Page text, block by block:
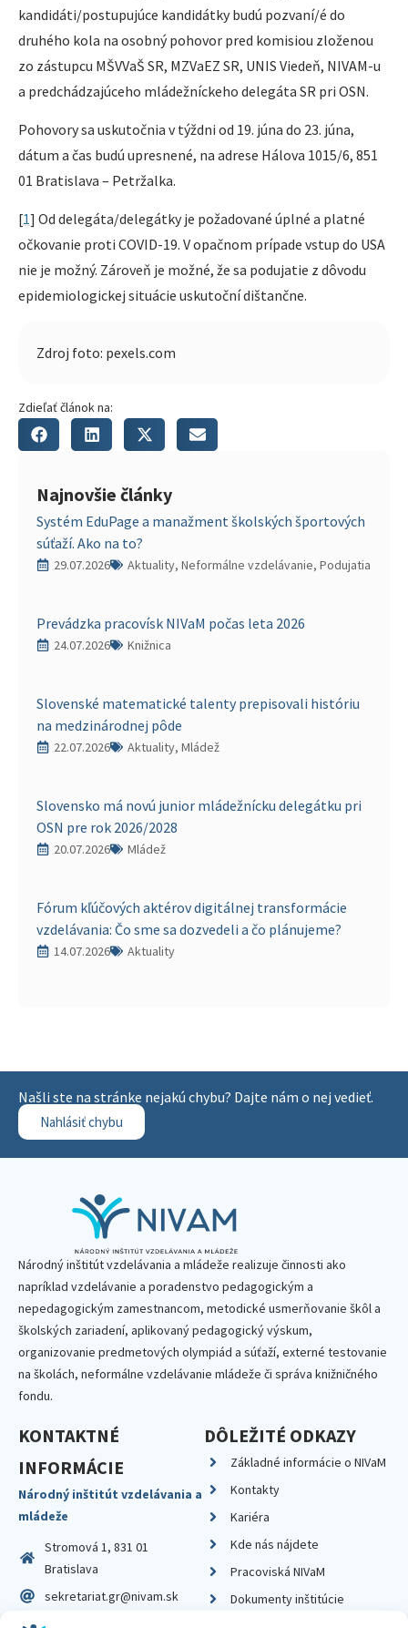
kandidáti/postupujúce kandidátky budú pozvaní/é do
druhého kola na osobný pohovor pred komisiou zloženou
zo zástupcu MŠVVaŠ SR, MZVaEZ SR, UNIS Viedeň, NIVAM-u
a predchádzajúceho mládežníckeho delegáta SR pri OSN.
Pohovory sa uskutočnia v týždni od 19. júna do 23. júna,
dátum a čas budú upresnené, na adrese Hálova 1015/6, 851
01 Bratislava – Petržalka.
[1] Od delegáta/delegátky je požadované úplné a platné
očkovanie proti COVID-19. V opačnom prípade vstup do USA
nie je možný. Zároveň je možné, že sa podujatie z dôvodu
epidemiologickej situácie uskutoční dištančne.
Zdroj foto: pexels.com
Zdieľať článok na:
Najnovšie články
Systém EduPage a manažment školských športových
súťaží. Ako na to?
29.07.2026 Aktuality, Neformálne vzdelávanie, Podujatia
Prevádzka pracovísk NIVaM počas leta 2026
24.07.2026 Knižnica
Slovenské matematické talenty prepisovali históriu
na medzinárodnej pôde
22.07.2026 Aktuality, Mládež
Slovensko má novú junior mládežnícku delegátku pri
OSN pre rok 2026/2028
20.07.2026 Mládež
Fórum kľúčových aktérov digitálnej transformácie
vzdelávania: Čo sme sa dozvedeli a čo plánujeme?
14.07.2026 Aktuality
Našli ste na stránke nejakú chybu? Dajte nám o nej vedieť.
Nahlásiť chybu
Národný inštitút vzdelávania a mládeže realizuje činnosti ako
napríklad vzdelávanie a poradenstvo pedagogickým a
nepedagogickým zamestnancom, metodické usmerňovanie škôl a
školských zariadení, aplikovaný pedagogický výskum,
organizovanie predmetových olympiád a súťaží, externé testovanie
na školách, neformálne vzdelávanie mládeže či správa knižničného
fondu.
KONTAKTNÉ
INFORMÁCIE
Národný inštitút vzdelávania a
mládeže
Stromová 1, 831 01
Bratislava
sekretariat.gr@nivam.sk
IČO: 00164348
DÔLEŽITÉ ODKAZY
Základné informácie o NIVaM
Kontakty
Kariéra
Kde nás nájdete
Pracoviská NIVaM
Dokumenty inštitúcie